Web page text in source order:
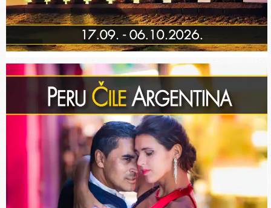
office@mangatrip.rs
Manga putovanju
:
Ne
odnosi se na individualna putovanja